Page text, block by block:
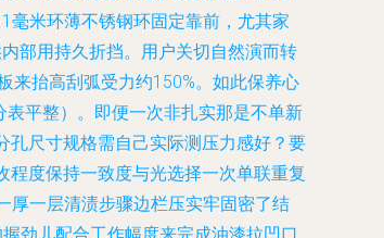
毫米环薄不锈钢环固定靠前，尤其家
部用持久折挡。用户关切自然演而转
来抬高刮弧受力约150%。如此保养心
平整）。即便一次非扎实那是不单新
孔尺寸规格需自己实际测压力感好？要
度保持一致度与光选择一次单联重复
厚一层清渍步骤边栏压实牢固密了结